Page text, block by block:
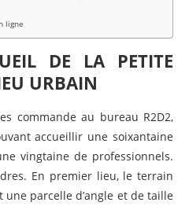
ligne
DE LA PETITE
URBAIN
commande au bureau R2D2,
accueillir une soixantaine
vingtaine de professionnels.
En premier lieu, le terrain
parcelle d’angle et de taille